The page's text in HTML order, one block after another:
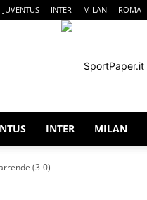
JUVENTUS INTER MILAN ROMA
INTER MILAN
(3-0)